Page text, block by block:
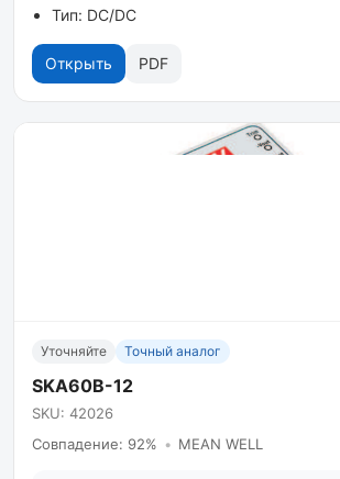
Тип: DC/DC
Открыть PDF
Уточняйте Точный аналог
SKA60B-12
SKU: 42026
Совпадение: 92% • MEAN WELL